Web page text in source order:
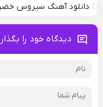
دانلود آهنگ سیروس
دیدگاه خود را